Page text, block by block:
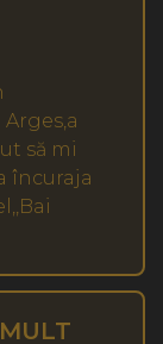
să mi
încuraja